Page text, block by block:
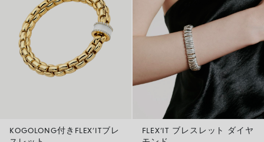
KOGOLONG付きFLEX’ITブレ
FLEX’IT ブレスレット ダイヤ